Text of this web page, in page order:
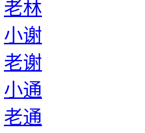
老林
小谢
老谢
小通
老通